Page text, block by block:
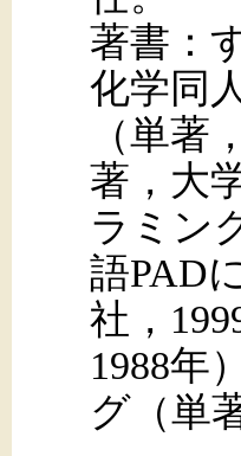
著書：
化学同
（単著
著，大
ラミン
語PAD
社，
1988年
グ（単